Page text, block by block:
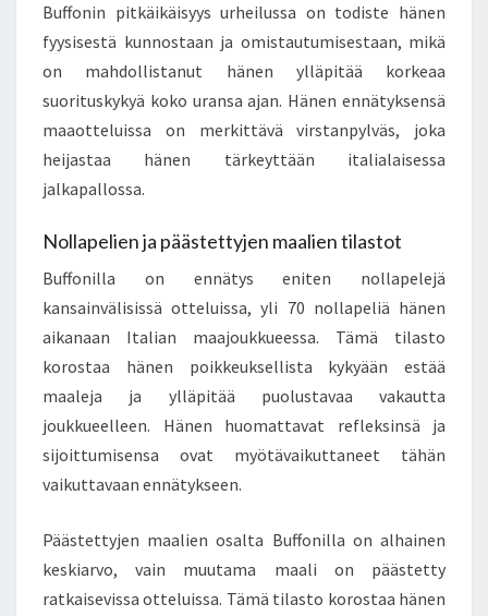
Buffonin pitkäikäisyys urheilussa on todiste hänen
fyysisestä kunnostaan ja omistautumisestaan, mikä
on mahdollistanut hänen ylläpitää korkeaa
suorituskykyä koko uransa ajan. Hänen ennätyksensä
maaotteluissa on merkittävä virstanpylväs, joka
heijastaa hänen tärkeyttään italialaisessa
jalkapallossa.
Nollapelien ja päästettyjen maalien tilastot
Buffonilla on ennätys eniten nollapelejä
kansainvälisissä otteluissa, yli 70 nollapeliä hänen
aikanaan Italian maajoukkueessa. Tämä tilasto
korostaa hänen poikkeuksellista kykyään estää
maaleja ja ylläpitää puolustavaa vakautta
joukkueelleen. Hänen huomattavat refleksinsä ja
sijoittumisensa ovat myötävaikuttaneet tähän
vaikuttavaan ennätykseen.
Päästettyjen maalien osalta Buffonilla on alhainen
keskiarvo, vain muutama maali on päästetty
ratkaisevissa otteluissa. Tämä tilasto korostaa hänen